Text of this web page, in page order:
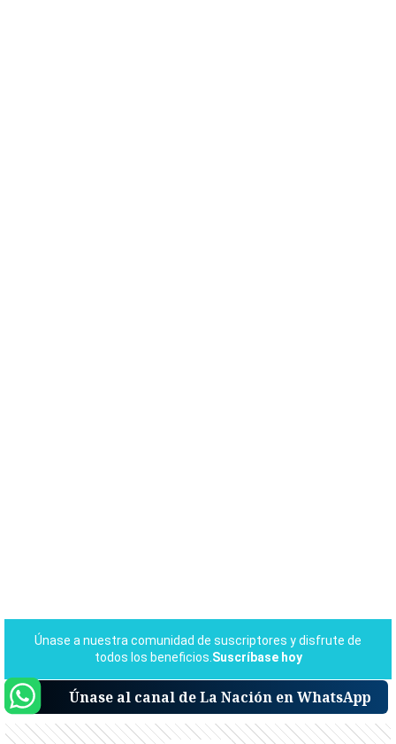
Únase al canal de La Nación en WhatsApp